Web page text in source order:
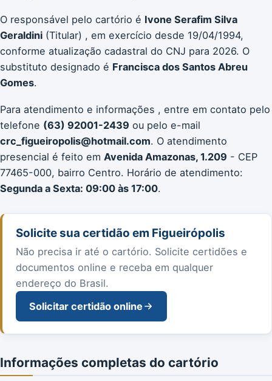
O responsável pelo cartório é Ivone Serafim Silva
Geraldini (Titular) , em exercício desde 19/04/1994,
conforme atualização cadastral do CNJ para 2026. O
substituto designado é Francisca dos Santos Abreu
Gomes.
Para atendimento e informações , entre em contato pelo
telefone (63) 92001-2439 ou pelo e-mail
crc_figueiropolis@hotmail.com. O atendimento
presencial é feito em Avenida Amazonas, 1.209 - CEP
77465-000, bairro Centro. Horário de atendimento:
Segunda a Sexta: 09:00 às 17:00.
Solicite sua certidão em Figueirópolis
Não precisa ir até o cartório. Solicite certidões e
documentos online e receba em qualquer
endereço do Brasil.
Solicitar certidão online
Informações completas do cartório